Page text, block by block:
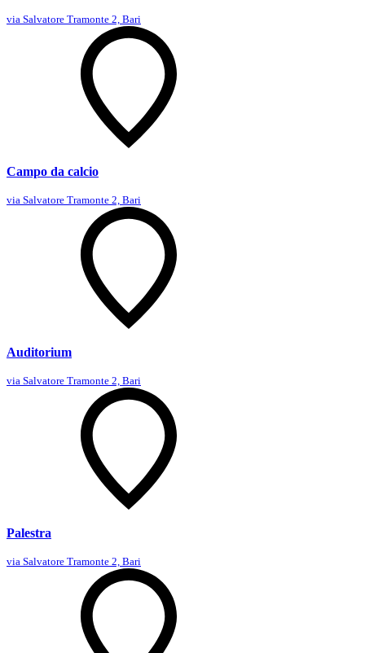
via Salvatore Tramonte 2, Bari
Campo da calcio
via Salvatore Tramonte 2, Bari
Auditorium
via Salvatore Tramonte 2, Bari
Palestra
via Salvatore Tramonte 2, Bari